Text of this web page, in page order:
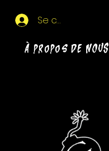
Se connecter
À propos de NOUS